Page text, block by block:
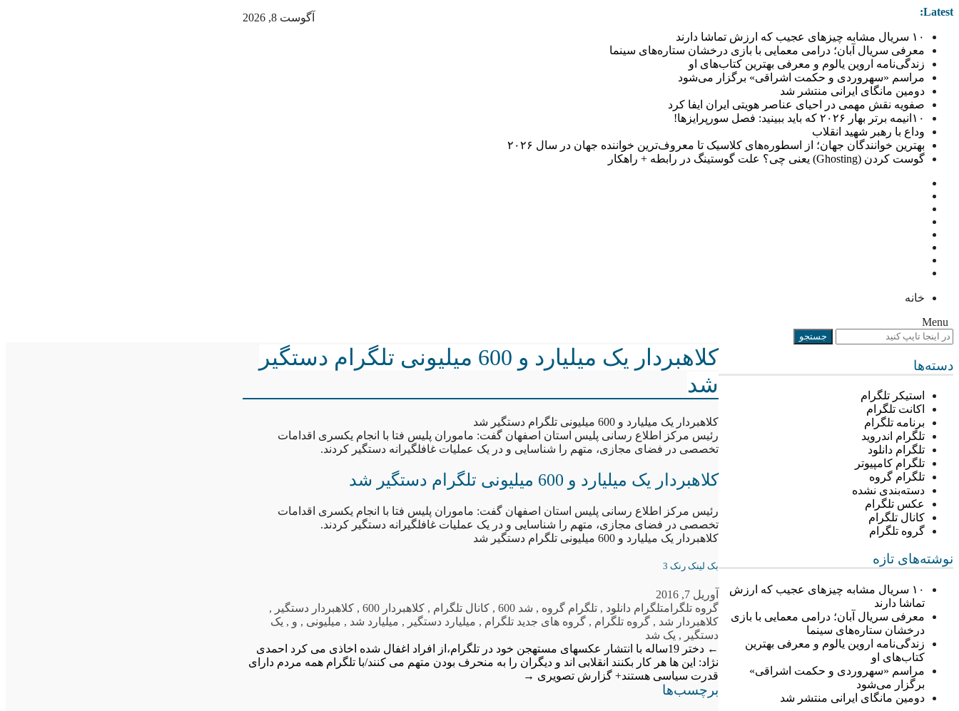
آگوست 8, 2026 Latest:
۱۰ سریال مشابه چیزهای عجیب که ارزش تماشا دارند
معرفی سریال آبان؛ درامی معمایی با بازی درخشان ستاره‌های سینما
زندگی‌نامه اروین یالوم و معرفی بهترین کتاب‌های او
مراسم «سهروردی و حکمت اشراقی» برگزار می‌شود
دومین مانگای ایرانی منتشر شد
صفویه نقش مهمی در احیای عناصر هویتی ایران ایفا کرد
۱۰انیمه برتر بهار ۲۰۲۶ که باید ببینید: فصل سورپرایزها!
وداع با رهبر شهید انقلاب
بهترین خوانندگان جهان؛ از اسطوره‌های کلاسیک تا معروف‌ترین خواننده جهان در سال ۲۰۲۶
گوست کردن (Ghosting) یعنی چی؟ علت گوستینگ در رابطه + راهکار
خانه
Menu
دسته‌ها
استیکر تلگرام
اکانت تلگرام
برنامه تلگرام
تلگرام اندروید
تلگرام دانلود
تلگرام کامپیوتر
تلگرام گروه
دسته‌بندی نشده
عکس تلگرام
کانال تلگرام
گروه تلگرام
نوشته‌های تازه
۱۰ سریال مشابه چیزهای عجیب که ارزش
تماشا دارند
معرفی سریال آبان؛ درامی معمایی با بازی
درخشان ستاره‌های سینما
زندگی‌نامه اروین یالوم و معرفی بهترین
کتاب‌های او
مراسم «سهروردی و حکمت اشراقی»
برگزار می‌شود
دومین مانگای ایرانی منتشر شد
کلاهبردار یک میلیارد و 600 میلیونی تلگرام دستگیر
شد
کلاهبردار یک میلیارد و 600 میلیونی تلگرام دستگیر شد
رئیس مرکز اطلاع رسانی پلیس استان اصفهان گفت: ماموران پلیس فتا با انجام یکسری اقدامات
تخصصی در فضای مجازی، متهم را شناسایی و در یک عملیات غافلگیرانه دستگیر کردند.
کلاهبردار یک میلیارد و 600 میلیونی تلگرام دستگیر شد
رئیس مرکز اطلاع رسانی پلیس استان اصفهان گفت: ماموران پلیس فتا با انجام یکسری اقدامات
تخصصی در فضای مجازی، متهم را شناسایی و در یک عملیات غافلگیرانه دستگیر کردند.
کلاهبردار یک میلیارد و 600 میلیونی تلگرام دستگیر شد
بک لینک رنک 3
آوریل 7, 2016
گروه تلگرامتلگرام دانلود , تلگرام گروه , شد 600 , کانال تلگرام , کلاهبردار 600 , کلاهبردار دستگیر ,
کلاهبردار شد , گروه تلگرام , گروه های جدید تلگرام , میلیارد دستگیر , میلیارد شد , میلیونی , و , یک
دستگیر , یک شد
← دختر 19ساله با انتشار عکسهای مستهجن خود در تلگرام،از افراد اغفال شده اخاذی می کرد
احمدی
نژاد: این ها هر کار بکنند انقلابی اند و دیگران را به منحرف بودن متهم می کنند/با تلگرام همه مردم دارای
قدرت سیاسی هستند+ گزارش تصویری →
برچسب‌ها